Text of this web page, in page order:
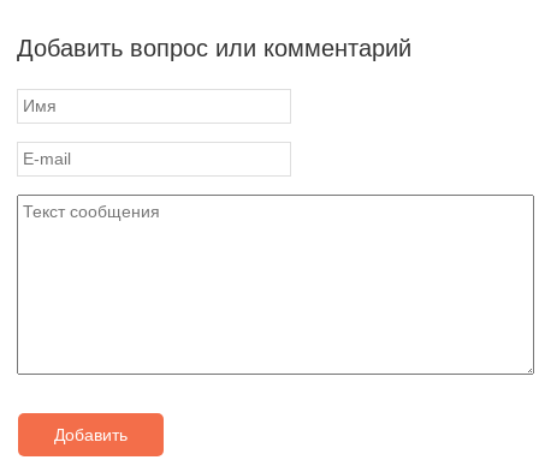
Добавить вопрос или комментарий
Добавить